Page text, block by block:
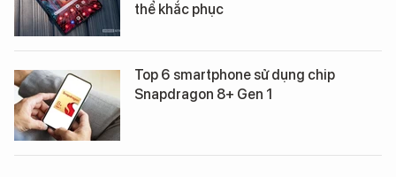
thể khắc phục
Top 6 smartphone sử dụng chip
Snapdragon 8+ Gen 1